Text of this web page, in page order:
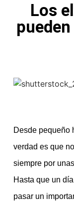
Los
Desde pequeño
verdad es que
siempre por
Hasta que un
pasar un